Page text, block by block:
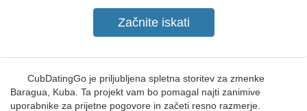
CubDatingGo je priljubljena spletna storitev za zmenke
Baragua, Kuba. Ta projekt vam bo pomagal najti zanimive
uporabnike za prijetne pogovore in začeti resno razmerje.